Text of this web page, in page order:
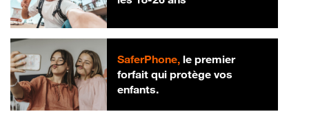
SaferPhone, le premier
forfait qui protège vos
enfants.